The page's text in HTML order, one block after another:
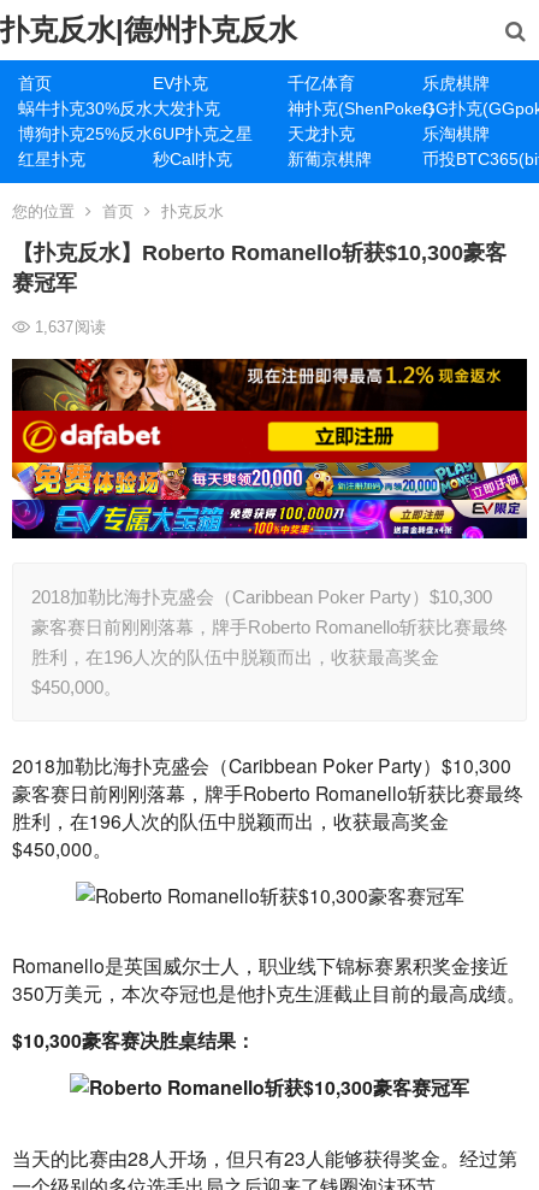
扑克反水|德州扑克反水
首页 EV扑克 千亿体育
乐虎棋牌
蜗牛扑克30%反水大发扑克 神扑克(ShenPoker)GG扑克
博狗扑克25%反水6UP扑克之星 天龙扑克
乐淘棋牌
红星扑克
秒Call扑克 新葡京棋牌 币投
您的位置 首页 扑克反水
【扑克反水】Roberto Romanello斩获$10,300豪客
赛冠军
1,637阅读
2018加勒比海扑克盛会（Caribbean Poker Party）$10,300
豪客赛日前刚刚落幕，牌手Roberto Romanello斩获比赛最终
胜利，在196人次的队伍中脱颖而出，收获最高奖金
$450,000。
2018加勒比海扑克盛会（Caribbean Poker Party）$10,300
豪客赛日前刚刚落幕，牌手Roberto Romanello斩获比赛最终
胜利，在196人次的队伍中脱颖而出，收获最高奖金
$450,000。
Romanello是英国威尔士人，职业线下锦标赛累积奖金接近
350万美元，本次夺冠也是他扑克生涯截止目前的最高成绩。
$10,300豪客赛决胜桌结果：
当天的比赛由28人开场，但只有23人能够获得奖金。经过第
一个级别的多位选手出局之后迎来了钱圈泡沫环节，